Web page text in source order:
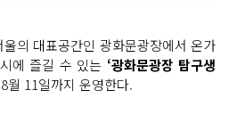
의 대표공간인 광화문광장에서 온가
에 즐길 수 있는 ‘광화문광장 탐구생
월 11일까지 운영한다.